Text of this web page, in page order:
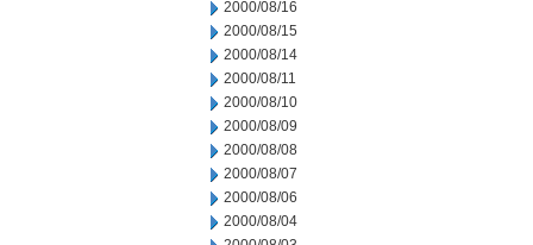
2000/08/16
2000/08/15
2000/08/14
2000/08/11
2000/08/10
2000/08/09
2000/08/08
2000/08/07
2000/08/06
2000/08/04